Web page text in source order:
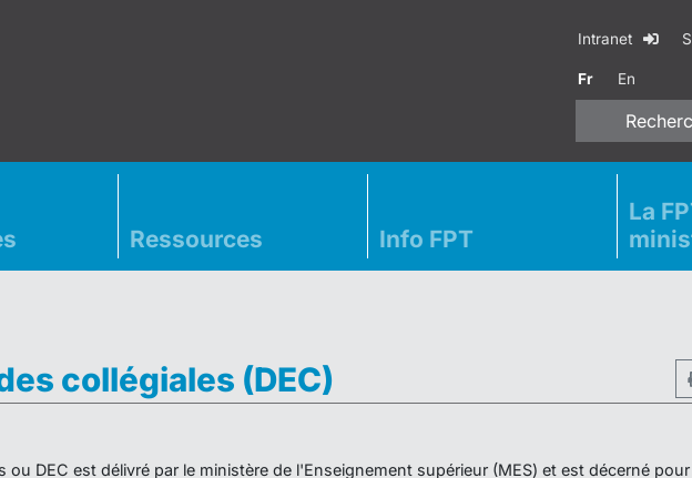
Intranet
Fr En
Ressources Info FPT
La
collégiales (DEC)
ou DEC est délivré par le ministère de l'Enseignement supérieur (MES) et est décerné pour